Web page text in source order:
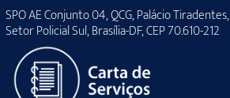
SPO AE Conjunto 04, QCG, Palácio Tiradentes,
Setor Policial Sul, Brasília-DF, CEP 70.610-212